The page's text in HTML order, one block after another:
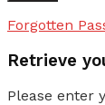
Forgotten
Retrieve
Please enter